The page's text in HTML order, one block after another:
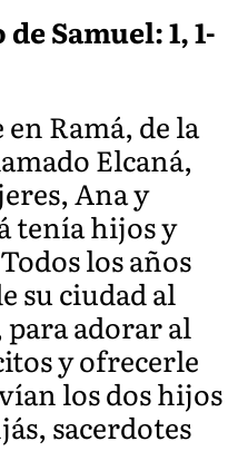
Samuel: 1, 1-
Ramá, de la
Elcaná,
Ana y
tenía hijos y
los años
su ciudad al
adorar al
y ofrecerle
los dos hijos
sacerdotes